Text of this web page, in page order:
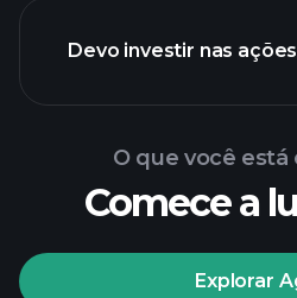
torneios Playtrade
Devo investir nas
O que você está
Comece a
Explorar